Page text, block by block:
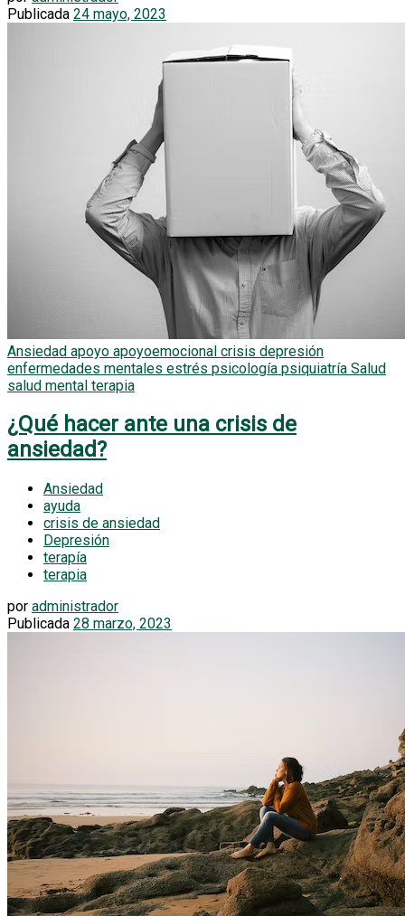
Publicada 24 mayo, 2023
Ansiedad apoyo apoyoemocional crisis depresión
enfermedades mentales estrés psicología psiquiatría Salud
salud mental terapia
¿Qué hacer ante una crisis de
ansiedad?
Ansiedad
ayuda
crisis de ansiedad
Depresión
terapía
terapia
por administrador
Publicada 28 marzo, 2023